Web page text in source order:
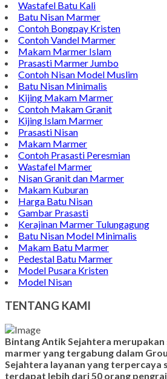
Wastafel Batu Kali
Batu Nisan Marmer
Contoh Bongpay Kristen
Contoh Vandel Marmer
Makam Marmer Islam
Prasasti Marmer Jumbo
Contoh Nisan Model Muslim
Batu Nisan Minimalis
Kijing Makam Marmer
Contoh Makam Granit
Kijing Islam Marmer
Prasasti Nisan
Makam Marmer
Contoh Prasasti Peresmian
Wastafel Marmer
Nisan Granit dan Marmer
Makam Kuburan
Harga Batu Nisan
Gambar Prasasti
Kerajinan Marmer Tulungagung
Batu Nisan Model Minimalis
Makam Batu Marmer
Pedestal Batu Marmer
Model Pusara Kristen
Model Nisan
TENTANG KAMI
Bintang Antik Sejahtera
marmer yang tergabung dalam
Sejahtera layanan yang terpercaya
terdapat lebih dari 50 orang